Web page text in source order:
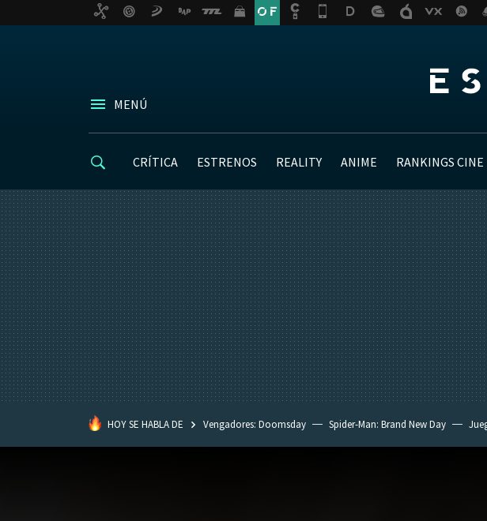
MENÚ
CRÍTICA ESTRENOS REALITY ANIME RANKINGS CINE
HOY SE HABLA DE Vengadores: Doomsday Spider-Man: Brand New Day